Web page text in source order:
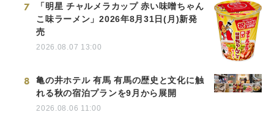
7
「明星 チャルメラカップ 赤い味噌ちゃん
こ味ラーメン」2026年8月31日(月)新発
売
2026.08.07 13:00
8
亀の井ホテル 有馬 有馬の歴史と文化に触
れる秋の宿泊プランを9月から展開
2026.08.06 11:00